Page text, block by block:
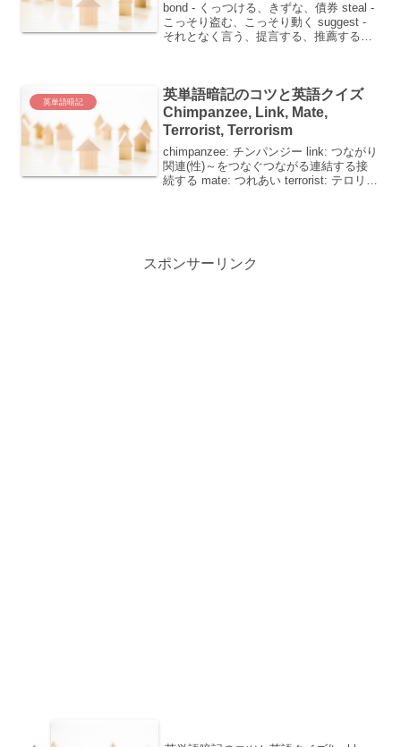
bond - くっつける、きずな、債券 steal -
こっそり盗む、こっそり動く suggest -
それとなく言う、提言する、推薦する
英単語暗記
英単語暗記のコツと英語クイズ
Chimpanzee, Link, Mate,
Terrorist, Terrorism
chimpanzee: チンパンジー link: つながり
関連(性)～をつなぐつながる連結する接
続する mate: つれあい terrorist: テロリス
スポンサーリンク